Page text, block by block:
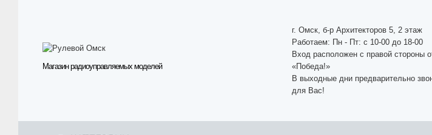
Магазин радиоуправляемых моделей
г. Омск, б-р Архитекторов 5, 2 этаж
Работаем: Пн - Пт: c 10-00 до 18-00
Вход расположен с правой стороны
«Победа!»
В выходные дни предварительно
для Вас!